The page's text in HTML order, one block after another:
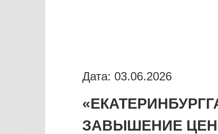
Дата: 03.06.2026
ЗАВЫШЕНИЕ